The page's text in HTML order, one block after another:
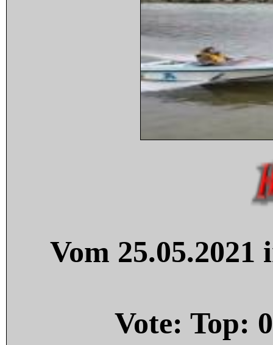
Vom
Vote: Top: 0